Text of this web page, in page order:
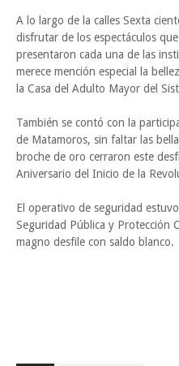
A lo largo de la calles Sexta
disfrutar de los espectáculos
presentaron cada una de las
merece mención especial la
la Casa del Adulto Mayor del
También se contó con la
de Matamoros, sin faltar las
broche de oro cerraron este
Aniversario del Inicio de la
El operativo de seguridad
Seguridad Pública y Protección
magno desfile con saldo blanco.